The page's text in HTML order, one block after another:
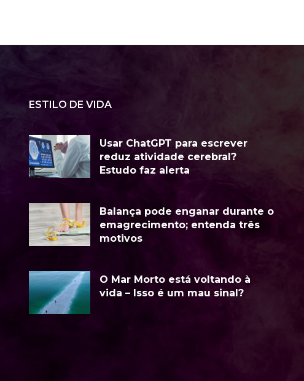
ESTILO DE VIDA
Usar ChatGPT para escrever
reduz atividade cerebral?
Estudo faz alerta
Balança pode enganar durante o
emagrecimento; entenda três
motivos
O Mar Morto está voltando à
vida – Isso é um mau sinal?